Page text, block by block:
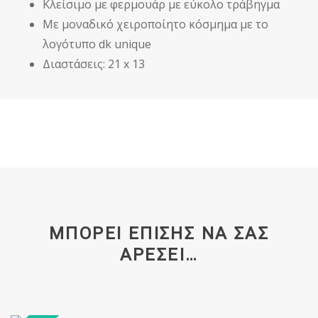
Κλείσιμο με φερμουάρ με εύκολο τράβηγμα
Με μοναδικό χειροποίητο κόσμημα με το
λογότυπο dk unique
Διαστάσεις: 21 x 13
ΜΠΟΡΕΊ ΕΠΊΣΗΣ ΝΑ ΣΑΣ
ΑΡΈΣΕΙ…